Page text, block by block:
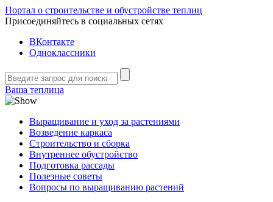
Портал о строительстве и обустройстве теплиц
Присоединяйтесь в социальных сетях
ВКонтакте
Одноклассники
Ваша теплица
Выращивание и уход за растениями
Возведение каркаса
Строительство и сборка
Внутреннее обустройство
Подготовка рассады
Полезные советы
Вопросы по выращиванию растений